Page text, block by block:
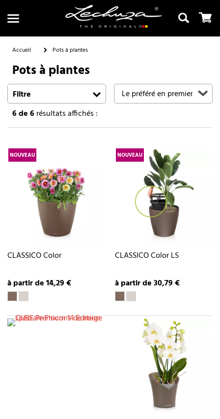
Recherche
Accueil Pots à plantes
Pots à plantes
Filtre
6de 6résultats affichés :
NOUVEAU
CLASSICO Color
à partir de 14,29 €
NOUVEAU
CLASSICO Color LS
à partir de 30,79 €